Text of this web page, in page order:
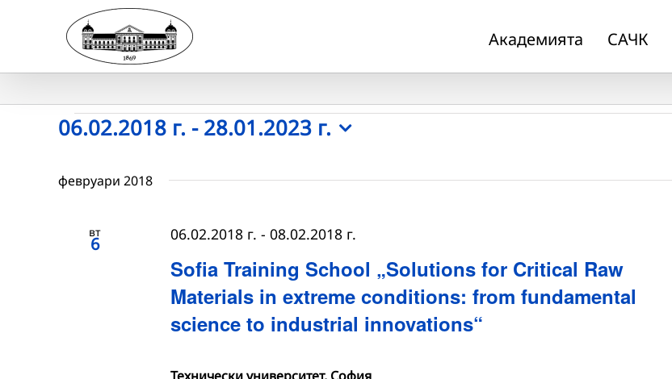
Академията САЧК
Събития
06.02.2018 г. - 28.01.2023 г.
date.
февруари 2018
вт
6
Sofia Training School „Solutions for Critical Raw
Materials in extreme conditions: from fundamental
science to industrial innovations“
06.02.2018 г. - 08.02.2018 г.